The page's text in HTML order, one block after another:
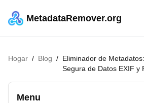
MetadataRemover.org
Hogar / Blog / Eliminador de
Segura de Datos EXIF y
Menu